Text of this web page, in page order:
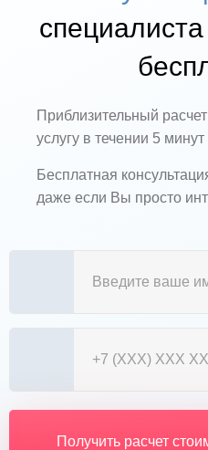
Приблизительный
услугу в течении 5 минут
Бесплатная
даже если Вы просто
Получить расчет